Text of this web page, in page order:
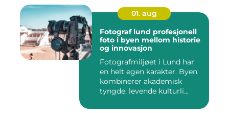
01. aug
Fotograf lund profesjonell
foto i byen mellom historie
og innovasjon
Fotografmiljøet i Lund har
en helt egen karakter. Byen
kombinerer akademisk
tyngde, levende kulturli...